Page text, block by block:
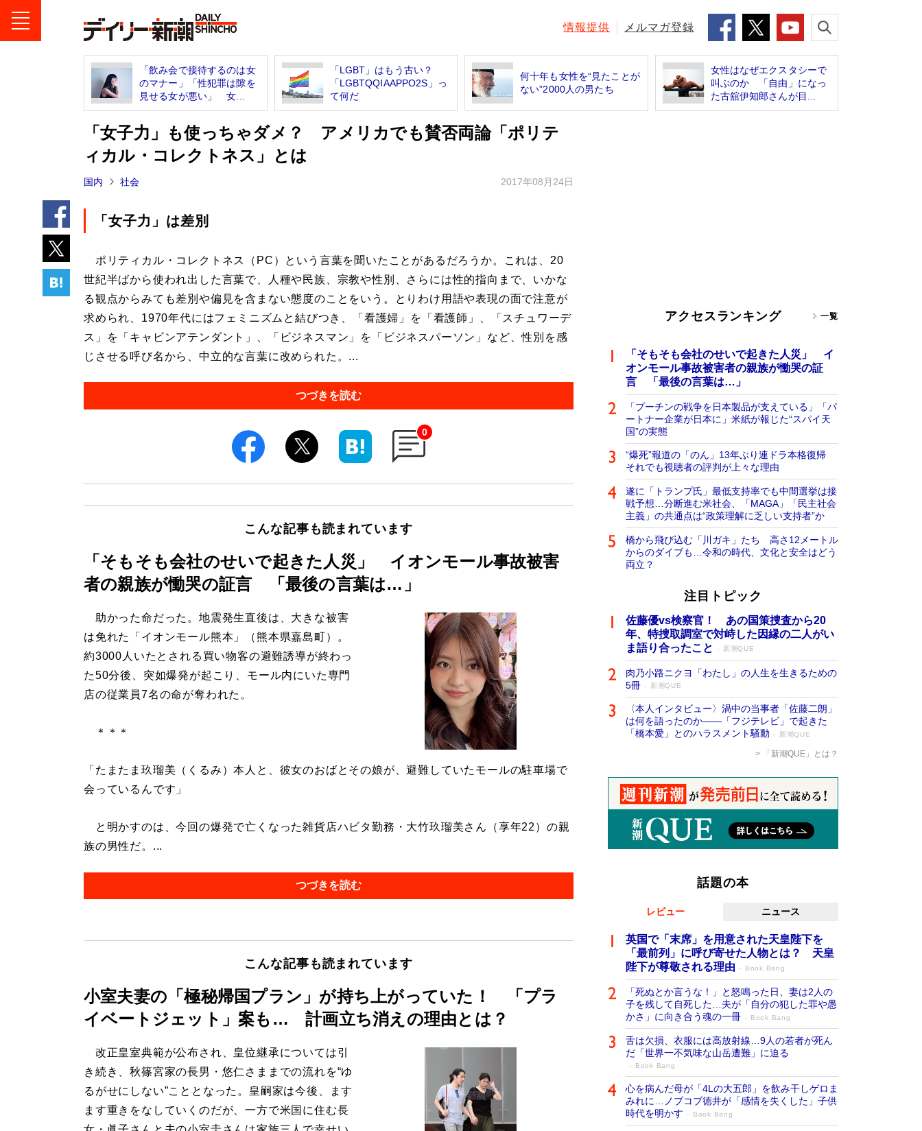
情報提供 メルマガ登録
「飲み会で接待するのは女
のマナー」「性犯罪は隙を
見せる女が悪い」 女...
「LGBT」はもう古い？
「LGBTQQIAAPPO2S」っ
て何だ
何十年も女性を“見たことが
ない”2000人の男たち
女性はなぜエクスタシーで
叫ぶのか 「自由」になっ
た古舘伊知郎さんが目...
「女子力」も使っちゃダメ？ アメリカでも賛否両論「ポリテ
ィカル・コレクトネス」とは
国内 社会 2017年08月24日
「女子力」は差別
ポリティカル・コレクトネス（PC）という言葉を聞いたことがあるだろうか。これは、20
世紀半ばから使われ出した言葉で、人種や民族、宗教や性別、さらには性的指向まで、いかな
る観点からみても差別や偏見を含まない態度のことをいう。とりわけ用語や表現の面で注意が
求められ、1970年代にはフェミニズムと結びつき、「看護婦」を「看護師」、「スチュワーデ
ス」を「キャビンアテンダント」、「ビジネスマン」を「ビジネスパーソン」など、性別を感
じさせる呼び名から、中立的な言葉に改められた。...
つづきを読む
0
こんな記事も読まれています
「そもそも会社のせいで起きた人災」 イオンモール事故被害
者の親族が慟哭の証言 「最後の言葉は…」
助かった命だった。地震発生直後は、大きな被害
は免れた「イオンモール熊本」（熊本県嘉島町）。
約3000人いたとされる買い物客の避難誘導が終わっ
た50分後、突如爆発が起こり、モール内にいた専門
店の従業員7名の命が奪われた。
＊＊＊
「たまたま玖瑠美（くるみ）本人と、彼女のおばとその娘が、避難していたモールの駐車場で
会っているんです」
と明かすのは、今回の爆発で亡くなった雑貨店ハビタ勤務・大竹玖瑠美さん（享年22）の親
族の男性だ。...
つづきを読む
こんな記事も読まれています
小室夫妻の「極秘帰国プラン」が持ち上がっていた！ 「プラ
イベートジェット」案も… 計画立ち消えの理由とは？
改正皇室典範が公布され、皇位継承については引
き続き、秋篠宮家の長男・悠仁さままでの流れを“ゆ
るがせにしない”こととなった。皇嗣家は今後、ます
ます重きをなしていくのだが、一方で米国に住む長
アクセスランキング 一覧
「そもそも会社のせいで起きた人災」 イ
オンモール事故被害者の親族が慟哭の証
言 「最後の言葉は…」
「プーチンの戦争を日本製品が支えている」「パ
ートナー企業が日本に」米紙が報じた“スパイ天
国”の実態
“爆死”報道の「のん」13年ぶり連ドラ本格復帰
それでも視聴者の評判が上々な理由
遂に「トランプ氏」最低支持率でも中間選挙は接
戦予想…分断進む米社会、「MAGA」「民主社会
主義」の共通点は“政策理解に乏しい支持者”か
橋から飛び込む「川ガキ」たち 高さ12メートル
からのダイブも…令和の時代、文化と安全はどう
両立？
注目トピック
佐藤優vs検察官！ あの国策捜査から20
年、特捜取調室で対峙した因縁の二人がい
ま語り合ったこと
新潮QUE
肉乃小路ニクヨ「わたし」の人生を生きるための
5冊
新潮QUE
〈本人インタビュー〉渦中の当事者「佐藤二朗」
は何を語ったのか――「フジテレビ」で起きた
「橋本愛」とのハラスメント騒動
新潮QUE
「新潮QUE」とは？
話題の本
レビュー ニュース
英国で「末席」を用意された天皇陛下を
「最前列」に呼び寄せた人物とは？ 天皇
陛下が尊敬される理由
Book Bang
「死ぬとか言うな！」と怒鳴った日、妻は2人の
子を残して自死した…夫が「自分の犯した罪や愚
かさ」に向き合う魂の一冊
Book Bang
舌は欠損、衣服には高放射線…9人の若者が死ん
だ「世界一不気味な山岳遭難」に迫る
Book Bang
心を病んだ母が「4Lの大五郎」を飲み干しゲロま
みれに…ノブコブ徳井が「感情を失くした」子供
時代を明かす
Book Bang